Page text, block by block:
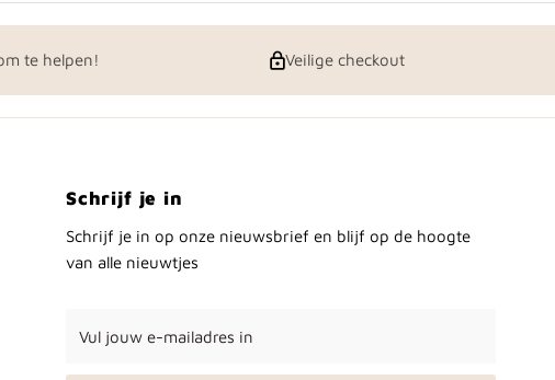
te helpen! Veilige checkout
Schrijf je in
Schrijf je in op onze nieuwsbrief en blijf op de hoogte
van alle nieuwtjes
jouw
e-